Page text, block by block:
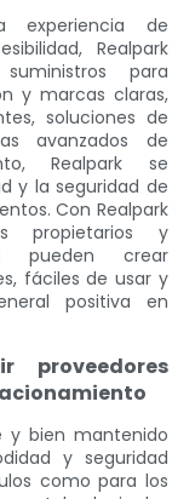
de
Realpark
para
y marcas claras,
soluciones de
avanzados de
Realpark se
y la seguridad de
Con Realpark
propietarios y
pueden crear
fáciles de usar y
positiva en
proveedores
y bien mantenido
y seguridad
como para los